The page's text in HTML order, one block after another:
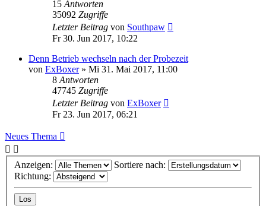
15 Antworten
35092 Zugriffe
Letzter Beitrag von Southpaw
Fr 30. Jun 2017, 10:22
Denn Betrieb wechseln nach der Probezeit
von ExBoxer» Mi 31. Mai 2017, 11:00
8 Antworten
47745 Zugriffe
Letzter Beitrag von ExBoxer
Fr 23. Jun 2017, 06:21
Neues Thema
Anzeigen:
Sortiere nach:
Richtung: